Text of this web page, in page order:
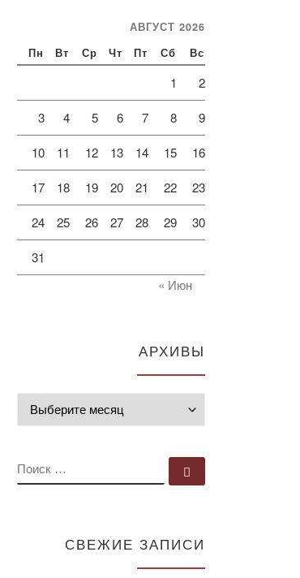
АВГУСТ 2026
Пн Вт Ср Чт Пт Сб Вс
1 2
3 4 5 6 7 8 9
10 11 12 13 14 15 16
17 18 19 20 21 22 23
24 25 26 27 28 29 30
31
« Июн
АРХИВЫ
ПОИСК
СВЕЖИЕ ЗАПИСИ